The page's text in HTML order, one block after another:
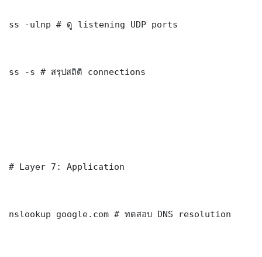
ss -ulnp # ดู listening UDP ports
ss -s # สรุปสถิติ connections
# Layer 7: Application
nslookup google.com # ทดสอบ DNS resolution